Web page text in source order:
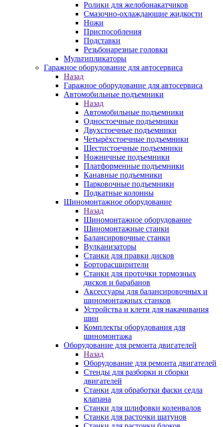
Ролики для желобонакатчиков
Смазочно-охлаждающие жидкости
Ножи
Приспособления
Подставки
Резьбонарезные головки
Мультипликаторы
Гаражное оборудование для автосервиса
Назад
Гаражное оборудование для автосервиса
Автомобильные подъемники
Назад
Автомобильные подъемники
Одностоечные подъемники
Двухстоечные подъемники
Четырёхстоечные подъемники
Шестистоечные подъемники
Ножничные подъемники
Платформенные подъемники
Канавные подъемники
Парковочные подъемники
Подкатные колонны
Шиномонтажное оборудование
Назад
Шиномонтажное оборудование
Шиномонтажные станки
Балансировочные станки
Вулканизаторы
Станки для правки дисков
Борторасширители
Станки для проточки тормозных
дисков и барабанов
Аксессуары для балансировочных и
шиномонтажных станков
Устройства и клети для накачивания
шин
Комплекты оборудования для
шиномонтажа
Оборудование для ремонта двигателей
Назад
Оборудование для ремонта двигателей
Стенды для разборки и сборки
двигателей
Станки для обработки фаски седла
клапана
Станки для шлифовки коленвалов
Станки для расточки шатунов